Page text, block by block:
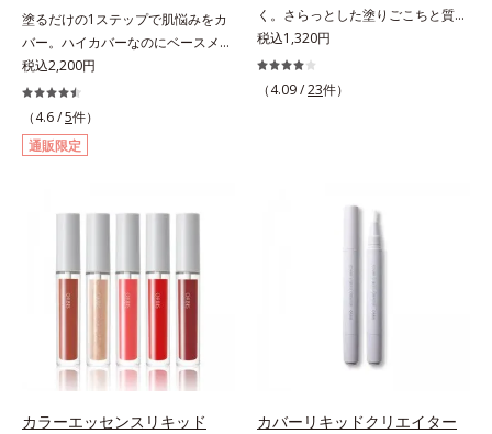
皮エキス*4 グリセリルグルコシド
（保湿成分）、（ジメチコン／ビニ
ルジメチコン）クロスポリマー、ジ
メチコン（カバー成分）*5 アクリ
レーツコポリマー
花エキス＝唇にうるおいを与える効
果と、凹凸を補正して見せる効果を
併せ持つ成分*3 ダイマージリノー
ル酸ダイマージリノレイルビス（ベ
ヘニル/イソステアリル/フィトステ
リル）＝均一でムラのない鮮やかな
発色を叶える成分*4 ラウリルPEG‐
塗るだけの1ステップで肌悩みをカ
バー。ハイカバーなのにベースメイ
クしていることがばれにくく、肌印
象をあげる。オルビスの肌研究の知
見から、男性の肌色の特長をとら
え、男性の肌だからこそなじむよう
に設計した、自然な仕上がりとカバ
6つの役割を担うことができます。2
種の保湿成分“モイストGT(*)”と“ヒ
アルロン酸(*)”配合の美容液感触で
スキンケア後のようななめらかな仕
上がりを実現いたします。様々な肌
印象の男性に幅広く使っていただけ
税込2,200円
（4.6 /5件）
通販限定
く。さらっとした塗りごこちと質感
で自然で好印象な口元に。さらっと
した軽やかな塗りごこちでありなが
らも、唇にうるおいを与える「モイ
抑えた質感で、自然で好印象な口元
へと導きます。3種の植物性保湿成
分を組み合わせた「MULTI-３※」
を配合。さらに、ミツロウ、ヒアル
ロン酸、コラーゲン配合で、唇にう
ス、ビワ葉エキス、カミツレ花エキ
税込1,320円
（4.09 /23件）
カラーエッセンスリキッド カバーリキッドクリエイター